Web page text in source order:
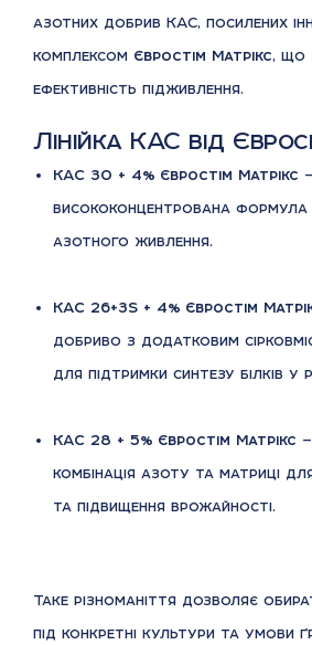
азотних добрив КАС, посилених
комплексом Євростім Матрікс, що
ефективність підживлення.
Лінійка КАС від
КАС 30 + 4% Євростім Матрікс —
висококонцентрована
азотного живлення.
КАС 26+3S + 4% Євростім
добриво з додатковим
для підтримки синтезу білків у
КАС 28 + 5% Євростім Матрікс
комбінація азоту та матриці
та підвищення врожайності.
Таке різноманіття дозволяє
під конкретні культури та умови